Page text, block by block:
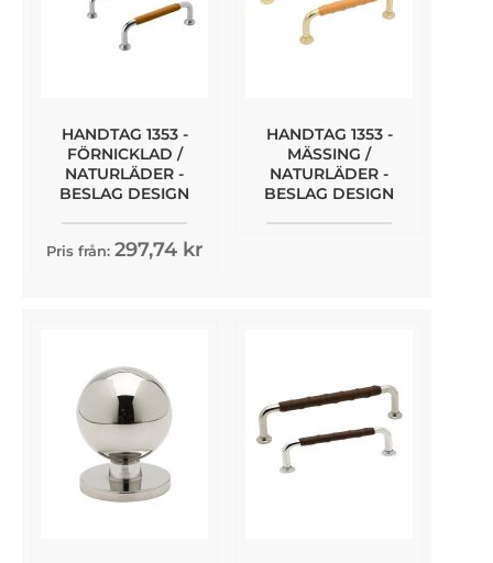
HANDTAG 1353 -
FÖRNICKLAD /
NATURLÄDER -
BESLAG DESIGN
Pris från: 297,74 kr
HANDTAG 1353 -
MÄSSING /
NATURLÄDER -
BESLAG DESIGN